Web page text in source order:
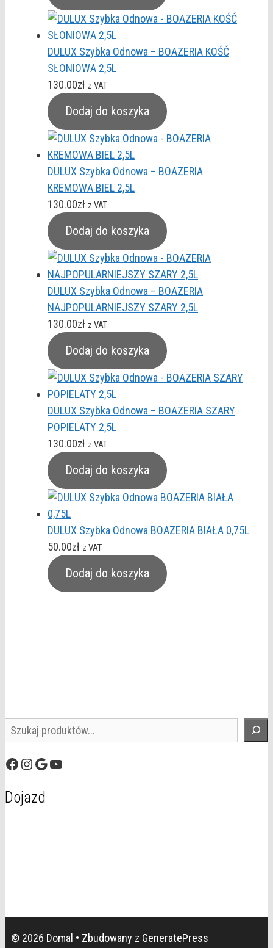
DULUX Szybka Odnowa – BOAZERIA KOŚĆ
SŁONIOWA 2,5L
130.00zł z VAT
Dodaj do koszyka
DULUX Szybka Odnowa – BOAZERIA
KREMOWA BIEL 2,5L
130.00zł z VAT
Dodaj do koszyka
DULUX Szybka Odnowa – BOAZERIA
NAJPOPULARNIEJSZY SZARY 2,5L
130.00zł z VAT
Dodaj do koszyka
DULUX Szybka Odnowa – BOAZERIA SZARY
POPIELATY 2,5L
130.00zł z VAT
Dodaj do koszyka
DULUX Szybka Odnowa BOAZERIA BIAŁA 0,75L
50.00zł z VAT
Dodaj do koszyka
Szukaj
Facebook
Instagram
GoogleYouTube
Dojazd
© 2026 Domal • Zbudowany z GeneratePress